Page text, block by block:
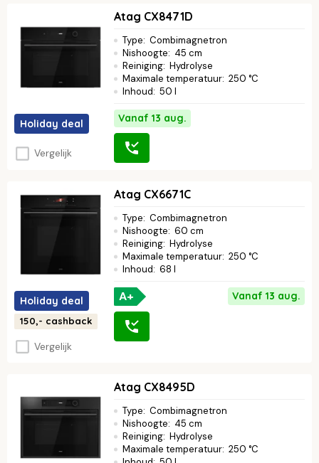
Holiday deal
Vergelijk
Atag CX8471D
Type: Combimagnetron
Nishoogte: 45 cm
Reiniging: Hydrolyse
Maximale temperatuur: 250 °C
Inhoud: 50 l
Vanaf 13 aug.
Holiday deal
150,- cashback
Vergelijk
Atag CX6671C
Type: Combimagnetron
Nishoogte: 60 cm
Reiniging: Hydrolyse
Maximale temperatuur: 250 °C
Inhoud: 68 l
A+ Vanaf 13 aug.
Atag CX8495D
Type: Combimagnetron
Nishoogte: 45 cm
Reiniging: Hydrolyse
Maximale temperatuur: 250 °C